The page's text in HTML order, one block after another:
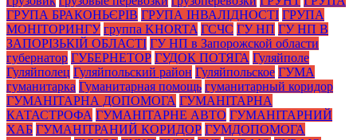
ГРУПА БРАКОНЬЄРІВ ГРУПА ІНВАЛІДНОСТІ ГРУПА
МОНІТОРИНГУ группа KHORTA ГСЧС ГУ НП ГУ НП В
ЗАПОРІЗЬКІЙ ОБЛАСТІ ГУ НП в Запорожской области
губернатор ГУБЕРНЕТОР ГУДОК ПОТЯГА Гуляйполе
Гуляйполец Гуляйпольский район Гуляйпольское ГУМА
гуманитарка Гуманитарная помощь гуманитарный коридор
ГУМАНІТАРНА ДОПОМОГА ГУМАНІТАРНА
КАТАСТРОФА ГУМАНІТАРНЕ АВТО ГУМАНІТАРНИЙ
ХАБ ГУМАНІТРАНИЙ КОРИДОР ГУМДОПОМОГА